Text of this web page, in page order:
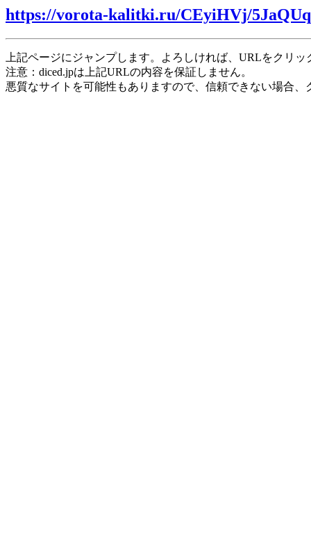
https://vorota-kalitki.ru/CEyiHVj/
上記ページにジャンプします。よろしければ、URLをクリ
注意：diced.jpは上記URLの内容を保証しません。
悪質なサイトを可能性もありますので、信頼できない場合、